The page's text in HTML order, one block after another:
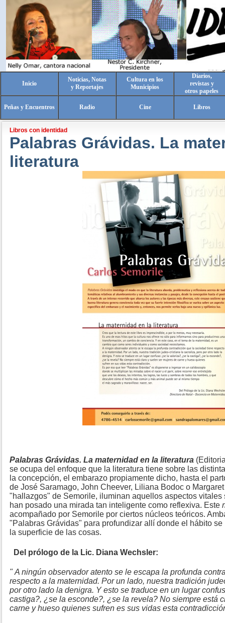
Inicio
Noticias, Notas
y Reportajes
Cultura en los
Municipios
Diarios,
revistas y
otros papeles
Peñas y Encuentros Radio Cine Libros
Libros con identidad
Palabras Grávidas. La
literatura
Palabras Grávidas. La maternidad en la literatura
se ocupa del enfoque que la literatura tiene sobre las
la concepción, el embarazo propiamente dicho, hasta el
de José Saramago, John Cheever, Liliana Bodoc o
"hallazgos" de Semorile, iluminan aquellos aspectos vitales
han posado una mirada tan inteligente como reflexiva. Este
acompañado por Semorile por ciertos núcleos teóricos.
"Palabras Grávidas" para profundizar allí donde el hábito
la superficie de las cosas.
Del prólogo de la Lic. Diana Wechsler:
" A ningún observador atento se le escapa la profunda
respecto a la maternidad. Por un lado, nuestra tradición
por otro lado la denigra. Y esto se traduce en un lugar
castiga?, ¿se la esconde?, ¿se la revela? No siempre está
carne y hueso quienes sufren es sus vidas esta